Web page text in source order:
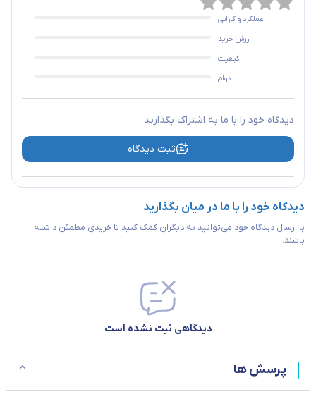
عملکرد و کارایی
ارزش خرید
کیفیت
دوام
دیدگاه خود را با ما به اشتراک بگذارید
ثبت دیدگاه
دیدگاه خود را با ما در میان بگذارید
با ارسال دیدگاه خود می‌توانید به دیگران کمک کنید تا خریدی مطمئن داشته
باشند.
دیدگاهی ثبت نشده است
پرسش ها